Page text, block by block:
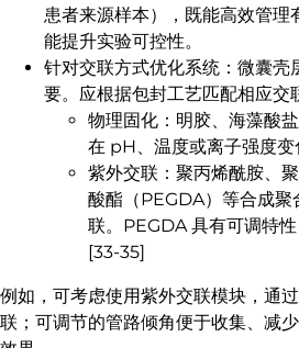
患者来源样本），既能高效管理
能提升实验可控性。
针对交联方式优化系统：微囊壳
要。应根据包封工艺匹配相应交
物理固化：明胶、海藻酸
在 pH、温度或离子强度
紫外交联：聚丙烯酰胺、
酸酯（PEGDA）等合成聚
联。PEGDA 具有可调特性
[33-35]
例如，可考虑使用紫外交联模块，通
联；可调节的管路倾角便于收集、减